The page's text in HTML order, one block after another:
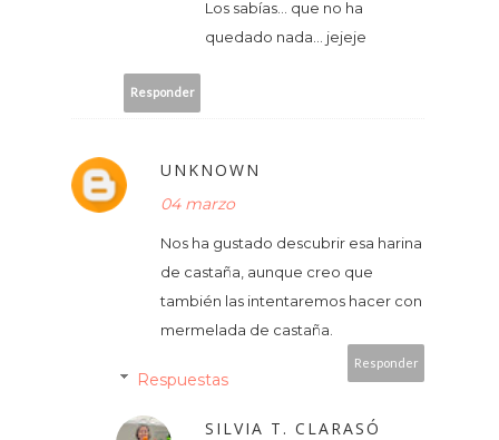
Los sabías... que no ha
quedado nada... jejeje
Responder
UNKNOWN
04 marzo
Nos ha gustado descubrir esa harina
de castaña, aunque creo que
también las intentaremos hacer con
mermelada de castaña.
Responder
Respuestas
SILVIA T. CLARASÓ